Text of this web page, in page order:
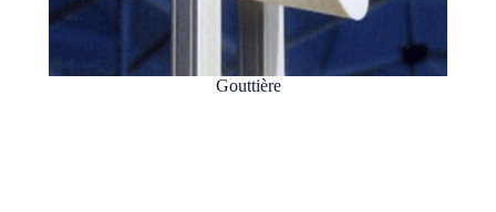
Gouttière